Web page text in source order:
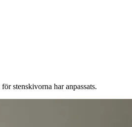
stenskivorna har anpassats.